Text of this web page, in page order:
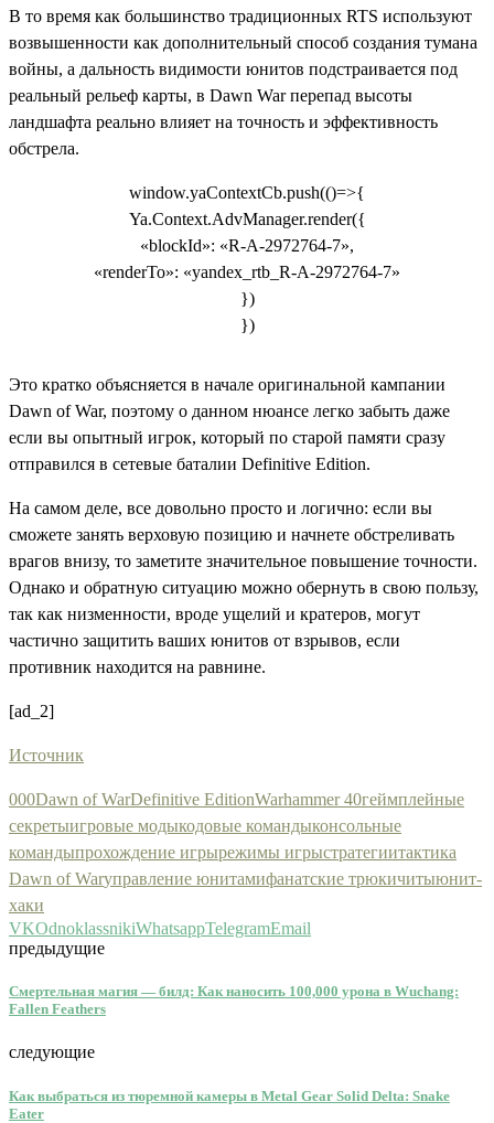
В то время как большинство традиционных RTS используют
возвышенности как дополнительный способ создания тумана
войны, а дальность видимости юнитов подстраивается под
реальный рельеф карты, в Dawn War перепад высоты
ландшафта реально влияет на точность и эффективность
обстрела.
window.yaContextCb.push(()=>{
Ya.Context.AdvManager.render({
«blockId»: «R-A-2972764-7»,
«renderTo»: «yandex_rtb_R-A-2972764-7»
})
})
Это кратко объясняется в начале оригинальной кампании
Dawn of War, поэтому о данном нюансе легко забыть даже
если вы опытный игрок, который по старой памяти сразу
отправился в сетевые баталии Definitive Edition.
На самом деле, все довольно просто и логично: если вы
сможете занять верховую позицию и начнете обстреливать
врагов внизу, то заметите значительное повышение точности.
Однако и обратную ситуацию можно обернуть в свою пользу,
так как низменности, вроде ущелий и кратеров, могут
частично защитить ваших юнитов от взрывов, если
противник находится на равнине.
[ad_2]
Источник
000Dawn of WarDefinitive EditionWarhammer 40геймплейные
секретыигровые модыкодовые командыконсольные
командыпрохождение игрырежимы игрыстратегиитактика
Dawn of Warуправление юнитамифанатские трюкичитыюнит-
хаки
VKOdnoklassnikiWhatsappTelegramEmail
предыдущие
Смертельная магия — билд: Как наносить 100,000 урона в Wuchang:
Fallen Feathers
следующие
Как выбраться из тюремной камеры в Metal Gear Solid Delta: Snake
Eater